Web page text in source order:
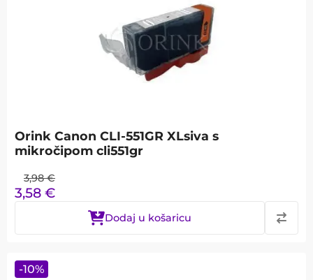
Orink Canon CLI-551GR XLsiva s
mikročipom cli551gr
3,98 €
3,58 €
Dodaj u košaricu
-10%